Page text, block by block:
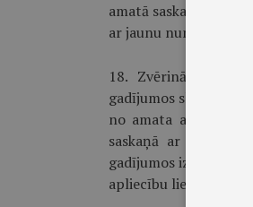
amatā saskaņā ar
ar jaunu numuru.
18. Zvērināta tiesu
gadījumos
no amata
saskaņā ar tiesas
gadījumos
apliecību lietotājs.